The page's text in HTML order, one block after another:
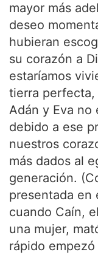
mayor más
deseo
hubieran
su corazón a
estaríamos
tierra perfecta,
Adán y Eva no
debido a ese
nuestros
más dados al
generación.
presentada en
cuando Caín,
una mujer,
rápido